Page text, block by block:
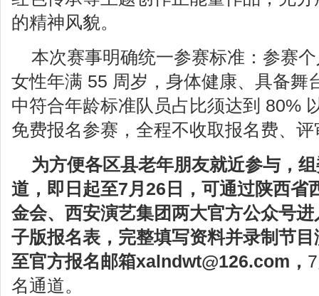
的精神风貌。
本次赛事明确统一参赛标准：参赛
女性年满 55 周岁，身体健康、具备舞
中符合年龄标准队员占比须达到 80%
免费报名参赛，全程不收取报名费、
为方便各区县老年朋友就近参与，
道 ， 即日起至7月 26 日 ， 可通过陕西省
金会、西安演艺集团两大官方公众号进
子版报名表，完整填写资料并录制节
至官方报名邮箱xalndwt@126.com ，
名通道。